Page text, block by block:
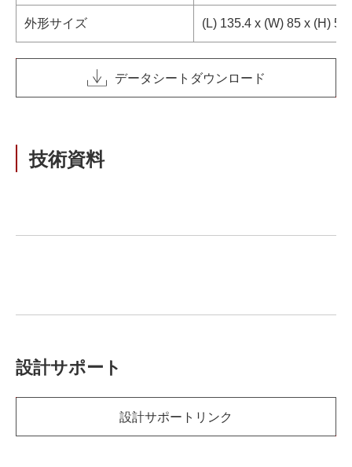
外形サイズ (L) 135.4 x (W) 85 x (H) 56
データシートダウンロード
技術資料
設計サポート
設計サポートリンク